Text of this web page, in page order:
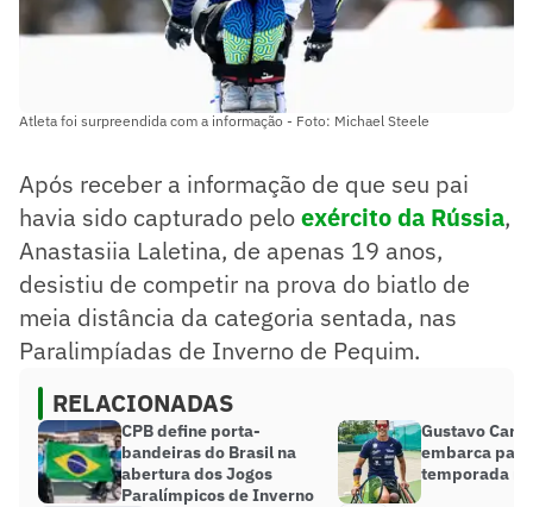
Atleta foi surpreendida com a informação - Foto: Michael Steele
Após receber a informação de que seu pai
havia sido capturado peloexército da Rússia,
Anastasiia Laletina, de apenas 19 anos,
desistiu de competir na prova do biatlo de
meia distância da categoria sentada, nas
Paralimpíadas de Inverno de Pequim.
RELACIONADAS
CPB define porta-
bandeiras do Brasil na
abertura dos Jogos
Paralímpicos de Inverno
Gustavo
embarca
temporada